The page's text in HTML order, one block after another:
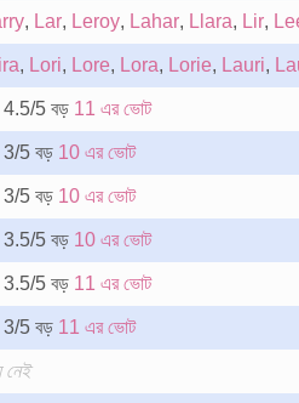
, Lar, Leroy, Lahar, Llara, Lir,
, Lori, Lore, Lora, Lorie, Lauri,
4.5/5 বড় 11 এর ভোট
3/5 বড় 10 এর ভোট
3/5 বড় 10 এর ভোট
3.5/5 বড় 10 এর ভোট
3.5/5 বড় 11 এর ভোট
3/5 বড় 11 এর ভোট